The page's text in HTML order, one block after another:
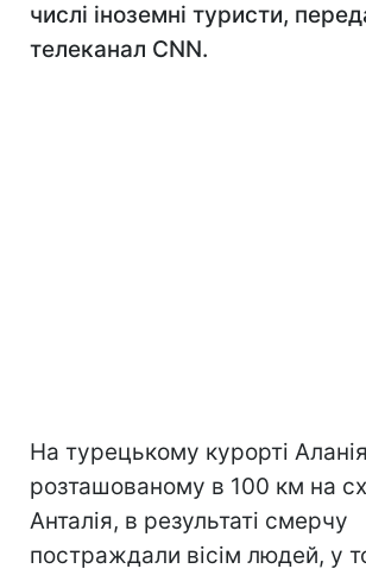
числі іноземні туристи,
телеканал CNN.
На турецькому курорті
розташованому в 100 км на
Анталія, в результаті смерчу
постраждали вісім людей, у